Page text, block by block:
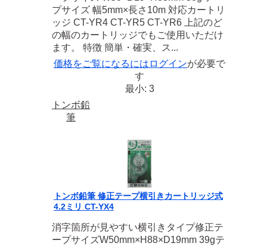
プサイズ 幅5mm×長さ10m 対応カートリ
ッジ CT-YR4 CT-YR5 CT-YR6 上記のど
の幅のカートリッジでもご使用いただけ
ます。 特徴 簡単・確実、ス...
価格をご覧になるには ログインが必要で
す
最小: 3
トンボ鉛
筆
トンボ鉛筆 修正テープ横引きカートリッジ式
4.2ミリ CT-YX4
消字箇所が見やすい横引きタイプ修正テ
ープサイズW50mm×H88×D19mm 39gテ